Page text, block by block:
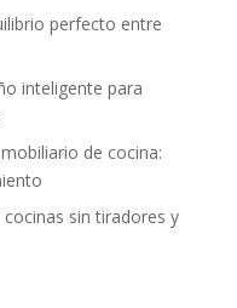
perfecto entre
inteligente para
de cocina:
sin tiradores y